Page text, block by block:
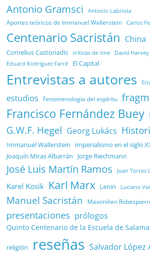
Antonio Gramsci Antonio Labriola
Aportes teóricos de Immanuel Wallerstein Carlos
Centenario Sacristán China
Cornelius Castoriadis críticas de cine David Harvey
Eduard Rodríguez Farré El Capital
Entrevistas a autores
estudios Fenomenología del espíritu
Francisco Fernández Buey
G.W.F. Hegel Georg Lukács
Immanuel Wallerstein imperialismo en el siglo
Joaquín Miras Albarrán Jorge Riechmann
José Luis Martín Ramos Juan Torres
Karel Kosík Karl Marx Lenin Luciano
Manuel Sacristán Maximilien
presentaciones prólogos
Quinto Centenario de la Escuela de
religión reseñas Salvador López